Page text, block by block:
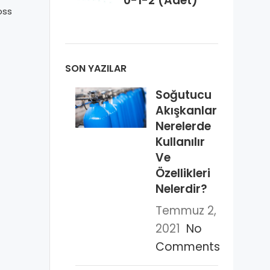
8″) mm (5/8 “)
SON YAZILAR
Soğutucu
Akışkanlar
Nerelerde
Kullanılır
Ve
Özellikleri
Nelerdir?
Temmuz 2,
2021 No
Comments